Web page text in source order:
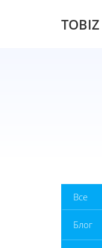
TOBIZ
Все
Блог